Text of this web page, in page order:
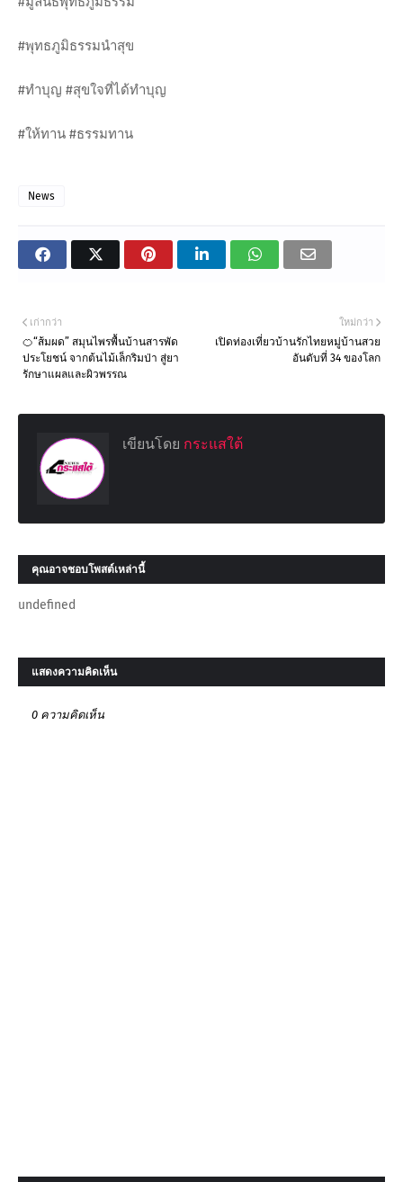
#พุทธภูมิธรรมนำสุข
#ทำบุญ #สุขใจที่ได้ทำบุญ
#ให้ทาน #ธรรมทาน
News
ใหม่กว่า
เปิดท่องเที่ยวบ้านรักไทยหมู่บ้านสวย
อันดับที่ 34 ของโลก
เก่ากว่า
🍊“ส้มผด” สมุนไพรพื้นบ้านสารพัด
ประโยชน์ จากต้นไม้เล็กริมป่า สู่ยา
รักษาแผลและผิวพรรณ
เขียนโดย กระแสใต้
คุณอาจชอบโพสต์เหล่านี้
undefined
แสดงความคิดเห็น
0 ความคิดเห็น